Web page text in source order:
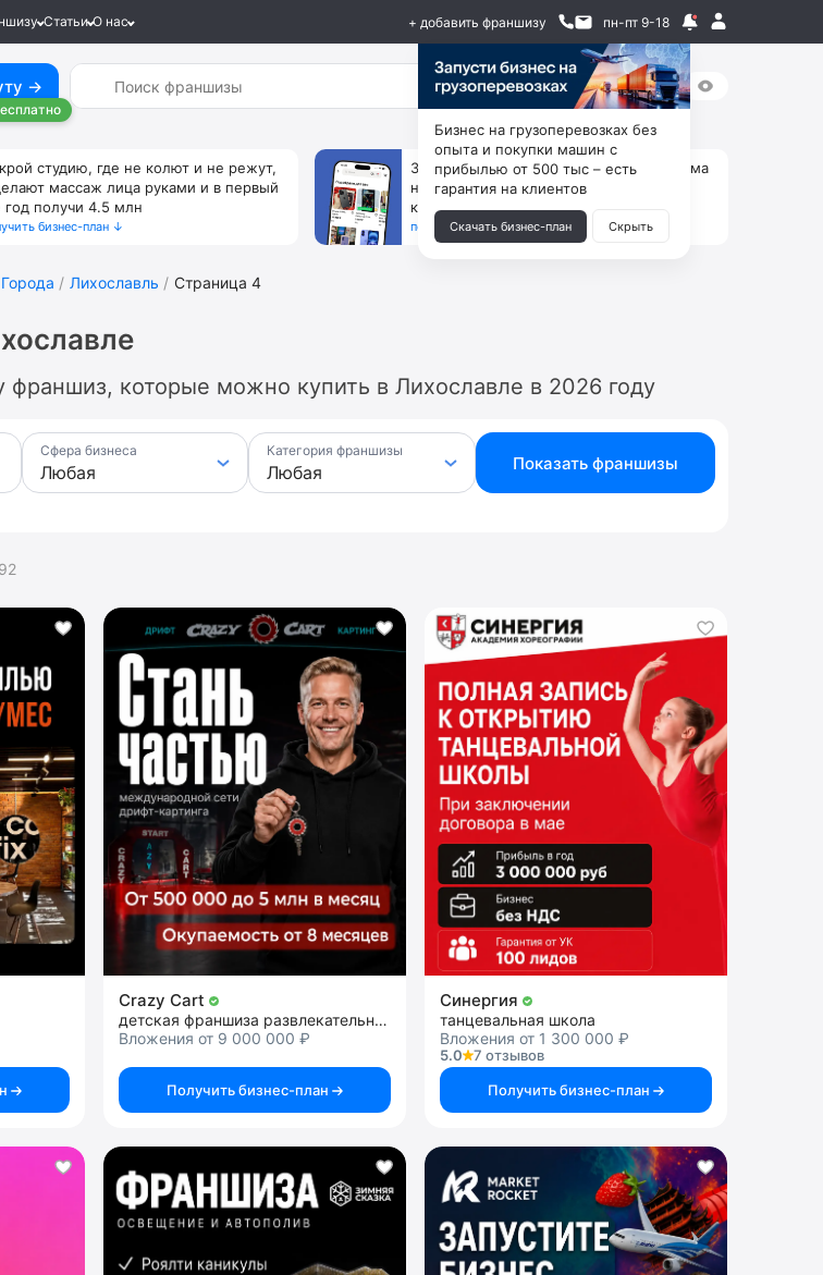
Статьи О нас + добавить франшизу пн-пт 9-18
→
студию, где не колют и не режут,
массаж лица руками и в первый
год получи 4.5 млн
бизнес-план ↓
За 90 тыс. открой магазин на Авито, дома
ни коробок, ни товара, ни склада, зато
каждый месяц +125 тыс. чистыми
получить бизнес-план ↓
Города Лихославль Страница 4
франшиз, которые можно купить в Лихославле в 2026 году
Сфера бизнеса Категория франшизы
Показать франшизы
Crazy Cart
детская франшиза развлекательных центров с дрифт-картингом
Вложения от 9 000 000 ₽
Получить бизнес-план
Синергия
танцевальная школа
Вложения от 1 300 000 ₽
5.0
7 отзывов
Получить бизнес-план
Бизнес на грузоперевозках без
опыта и покупки машин с
прибылью от 500 тыс – есть
гарантия на клиентов
Скачать бизнес-план Скрыть